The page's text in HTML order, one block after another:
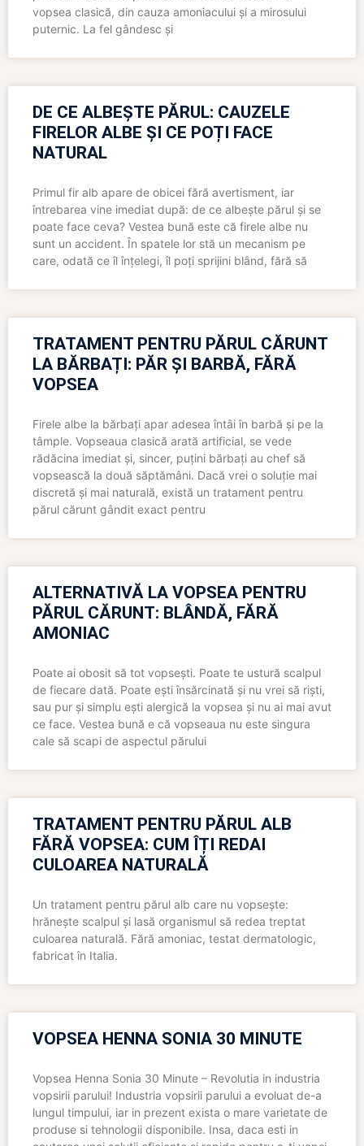
vopsea clasică, din cauza amoniacului și a mirosului
puternic. La fel gândesc și
DE CE ALBEȘTE PĂRUL: CAUZELE
FIRELOR ALBE ȘI CE POȚI FACE
NATURAL
Primul fir alb apare de obicei fără avertisment, iar
întrebarea vine imediat după: de ce albește părul și se
poate face ceva? Vestea bună este că firele albe nu
sunt un accident. În spatele lor stă un mecanism pe
care, odată ce îl înțelegi, îl poți sprijini blând, fără să
TRATAMENT PENTRU PĂRUL CĂRUNT
LA BĂRBAȚI: PĂR ȘI BARBĂ, FĂRĂ
VOPSEA
Firele albe la bărbați apar adesea întâi în barbă și pe la
tâmple. Vopseaua clasică arată artificial, se vede
rădăcina imediat și, sincer, puțini bărbați au chef să
vopsească la două săptămâni. Dacă vrei o soluție mai
discretă și mai naturală, există un tratament pentru
părul cărunt gândit exact pentru
ALTERNATIVĂ LA VOPSEA PENTRU
PĂRUL CĂRUNT: BLÂNDĂ, FĂRĂ
AMONIAC
Poate ai obosit să tot vopsești. Poate te ustură scalpul
de fiecare dată. Poate ești însărcinată și nu vrei să riști,
sau pur și simplu ești alergică la vopsea și nu ai mai avut
ce face. Vestea bună e că vopseaua nu este singura
cale să scapi de aspectul părului
TRATAMENT PENTRU PĂRUL ALB
FĂRĂ VOPSEA: CUM ÎȚI REDAI
CULOAREA NATURALĂ
Un tratament pentru părul alb care nu vopsește:
hrănește scalpul și lasă organismul să redea treptat
culoarea naturală. Fără amoniac, testat dermatologic,
fabricat în Italia.
VOPSEA HENNA SONIA 30 MINUTE
Vopsea Henna Sonia 30 Minute – Revolutia in industria
vopsirii parului! Industria vopsirii parului a evoluat de-a
lungul timpului, iar in prezent exista o mare varietate de
produse si tehnologii disponibile. Insa, daca esti in